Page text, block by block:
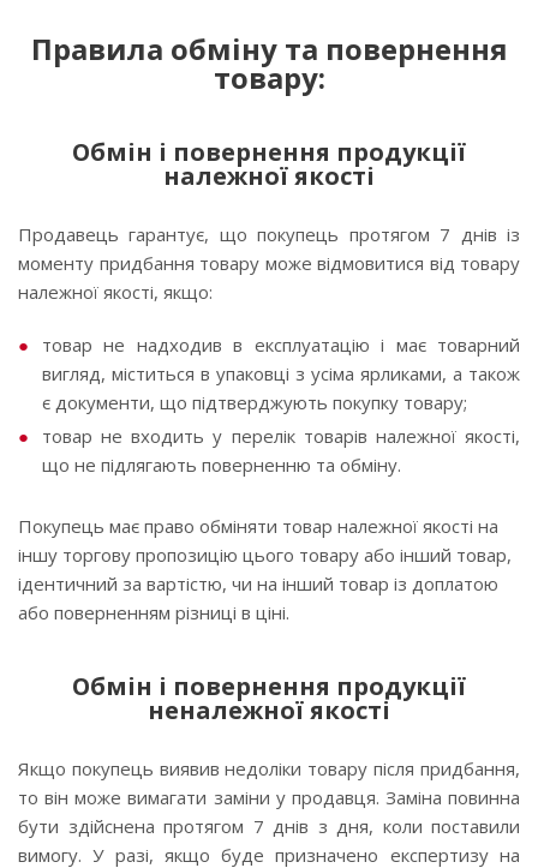
Правила обміну та повернення
товару:
Обмін і повернення продукції
належної якості
Продавець гарантує, що покупець протягом 7 днів із
моменту придбання товару може відмовитися від товару
належної якості, якщо:
товар не надходив в експлуатацію і має товарний
вигляд, міститься в упаковці з усіма ярликами, а також
є документи, що підтверджують покупку товару;
товар не входить у перелік товарів належної якості,
що не підлягають поверненню та обміну.
Покупець має право обміняти товар належної якості на
іншу торгову пропозицію цього товару або інший товар,
ідентичний за вартістю, чи на інший товар із доплатою
або поверненням різниці в ціні.
Обмін і повернення продукції
неналежної якості
Якщо покупець виявив недоліки товару після придбання,
то він може вимагати заміни у продавця. Заміна повинна
бути здійснена протягом 7 днів з дня, коли поставили
вимогу. У разі, якщо буде призначено експертизу на